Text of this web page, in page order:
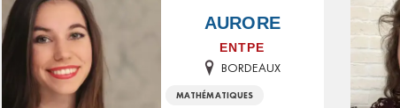
AURORE
ENTPE
BORDEAUX
MATHÉMATIQUES